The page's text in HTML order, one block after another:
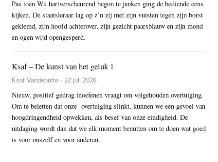
Pas toen Wu hartverscheurend begon te janken ging de bediende eens
kijken. De staatsleraar lag op z’n zij met zijn vuisten tegen zijn borst
geklemd, zijn hoofd achterover, zijn gezicht paarsblauw en zijn mond
en ogen wijd opengesperd.
Ksaf – De kunst van het geluk 1
Ksaf Vandeputte - 22 juli 2026
Nieuw, positief gedrag inoefenen vraagt om volgehouden overtuiging.
Om te beletten dat onze overtuiging slinkt, kunnen we een gevoel van
hoogdringendheid opwekken, als besef van onze eindigheid. De
uitdaging wordt dan dat we elk moment benutten om te doen wat goed
is voor onszelf en voor anderen.